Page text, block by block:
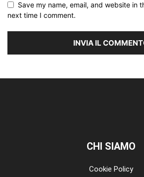
Save my name, email, and website in
next time I comment.
CHI SIAMO
Cookie Policy